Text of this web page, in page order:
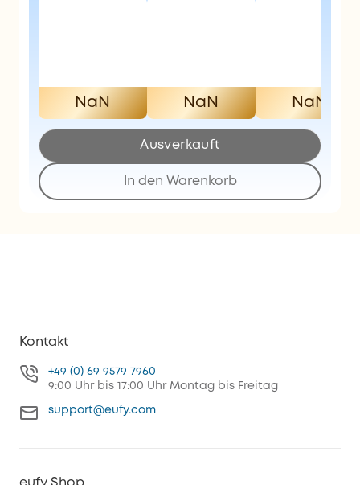
NaN NaN NaN
Ausverkauft
In den Warenkorb
Kontakt
+49 (0) 69 9579 7960
9:00 Uhr bis 17:00 Uhr Montag bis Freitag
support@eufy.com